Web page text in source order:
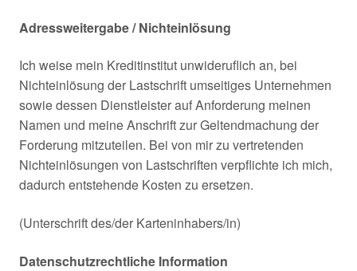
Adressweitergabe / Nichteinlösung
Ich weise mein Kreditinstitut unwideruflich an, bei
Nichteinlösung der Lastschrift umseitiges Unternehmen
sowie dessen Dienstleister auf Anforderung meinen
Namen und meine Anschrift zur Geltendmachung der
Forderung mitzuteilen. Bei von mir zu vertretenden
Nichteinlösungen von Lastschriften verpflichte ich mich,
dadurch entstehende Kosten zu ersetzen.
(Unterschrift des/der Karteninhabers/in)
Datenschutzrechtliche Information